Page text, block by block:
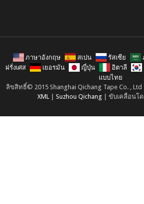
ภาษาอังกฤษ สเปน รัสเซีย
ฝรั่งเศส
เยอรมัน ญี่ปุ่น อิตาลี
แบบไทย
ลิขสิทธิ์© 2015 Shanghai Qichang Tape Co. ,
XML
Suzhou Qichang | ขับเคลื่อนโด